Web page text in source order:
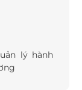
lý hành